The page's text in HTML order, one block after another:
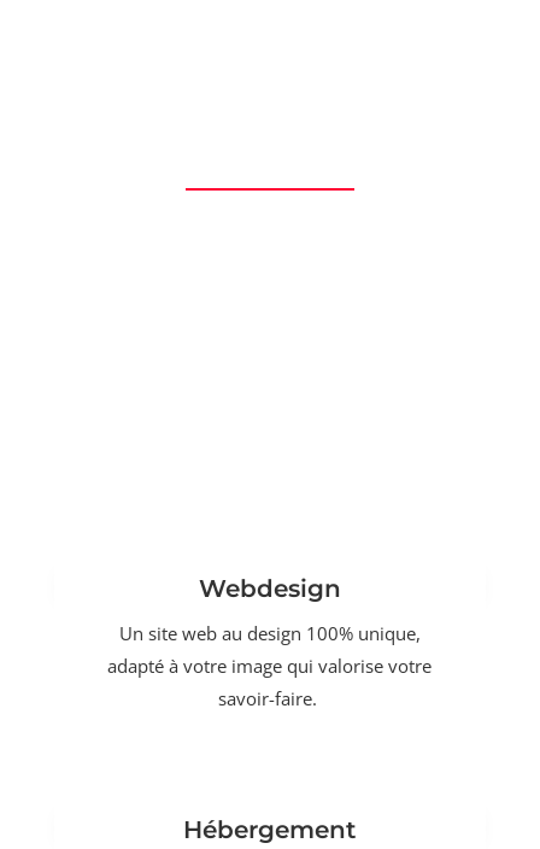
Webdesign
Un site web au design 100% unique,
adapté à votre image qui valorise votre
savoir-faire.
Hébergement